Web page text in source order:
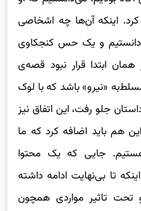
اینکه آن‌ها چه اشخاصی
و یک حس کنجکاوی
ابتدا قرار نبود قصه‌ی
«نیرو» باشد که با لوک
جلو رفت، این اتفاق نیز
هم باید اضافه کرد که ما
هستیم. جایی که یک محتوا
تا بی‌نهایت ادامه داشته
تحت تاثیر مواردی همچون